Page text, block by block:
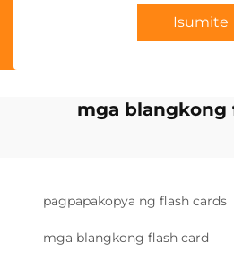
Isumite
mga blangkong
pagpapakopya ng flash cards
mga blangkong flash card